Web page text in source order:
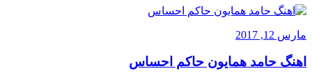
مارس 12, 2017
اهنگ حامد همایون حاکم احساس